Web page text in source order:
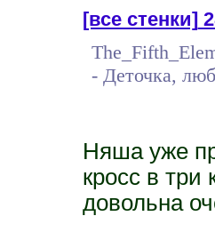
[все стенки]
- Деточка,
Няша уже
кросс в
довольна